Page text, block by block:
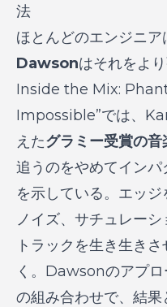
法
ほとんどのエンジニア
Dawsonはそれをよ
Inside the Mix:
Impossible”では、
えたグラミー受賞の
追うのをやめてイン
を示している。エッジ
ノイズ、サチュレー
トラックを生き生き
く。Dawsonのアプ
の組み合わせで、結